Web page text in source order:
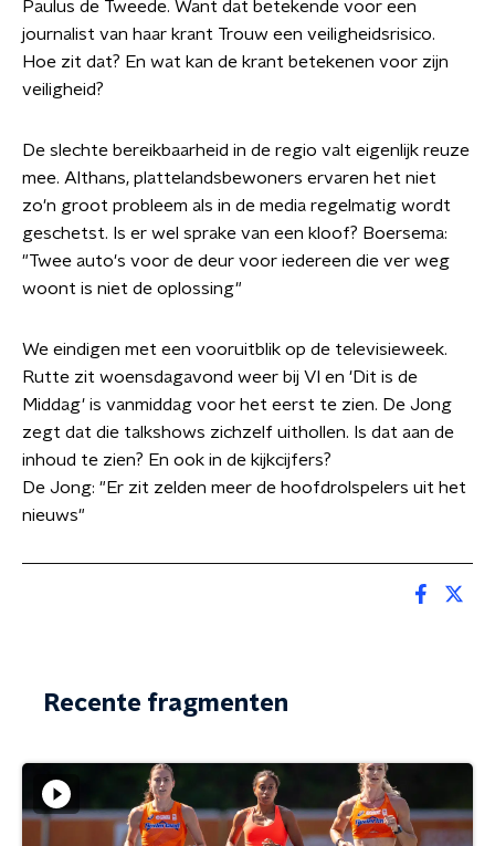
Paulus de Tweede. Want dat betekende voor een
journalist van haar krant Trouw een veiligheidsrisico.
Hoe zit dat? En wat kan de krant betekenen voor zijn
veiligheid?
De slechte bereikbaarheid in de regio valt eigenlijk reuze
mee. Althans, plattelandsbewoners ervaren het niet
zo'n groot probleem als in de media regelmatig wordt
geschetst. Is er wel sprake van een kloof? Boersema:
"Twee auto's voor de deur voor iedereen die ver weg
woont is niet de oplossing"
We eindigen met een vooruitblik op de televisieweek.
Rutte zit woensdagavond weer bij VI en 'Dit is de
Middag' is vanmiddag voor het eerst te zien. De Jong
zegt dat die talkshows zichzelf uithollen. Is dat aan de
inhoud te zien? En ook in de kijkcijfers?
De Jong: "Er zit zelden meer de hoofdrolspelers uit het
nieuws"
Recente fragmenten